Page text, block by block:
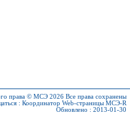
права © МСЭ 2026 Все права сохранены
: Координатор Web-страницы МСЭ-R
Обновлено : 2013-01-30